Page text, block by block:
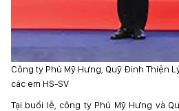
Công ty Phú Mỹ Hưng, Quỹ Đinh Thiện
các em HS-SV
Tại buổi lễ, công ty Phú Mỹ Hưng và